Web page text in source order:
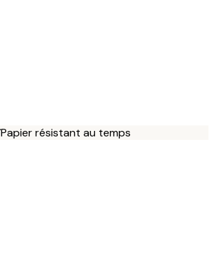
Papier résistant au temps